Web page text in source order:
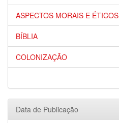
ASPECTOS MORAIS E ÉTICOS
BÍBLIA
COLONIZAÇÃO
Data de Publicação